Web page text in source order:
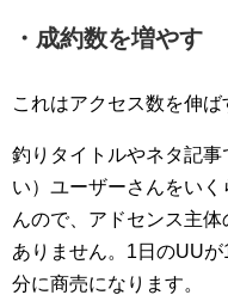
・成約数を増やす
これはアクセス数を伸ば
釣りタイトルやネタ記
い）ユーザーさんをい
んので、アドセンス主
ありません。1日のUU
分に商売になります。